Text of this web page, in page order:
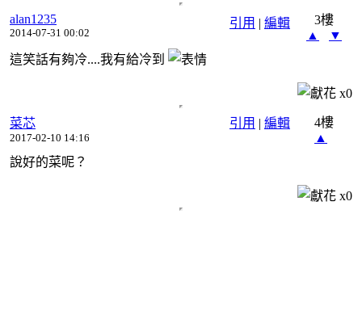
引用 | 編輯
alan1235
2014-07-31 00:02
3樓
▲
▼
這笑話有夠冷....我有給冷到
x0
引用 | 編輯
菜芯
2017-02-10 14:16
4樓
▲
說好的菜呢？
x0